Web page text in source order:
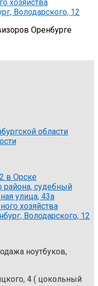
хозяйства
Володарского, 12
Оренбурге
области
в Орске
района, судебный
улица, 43а
хозяйства
Володарского, 12
ноутбуков,
4 ( цокольный